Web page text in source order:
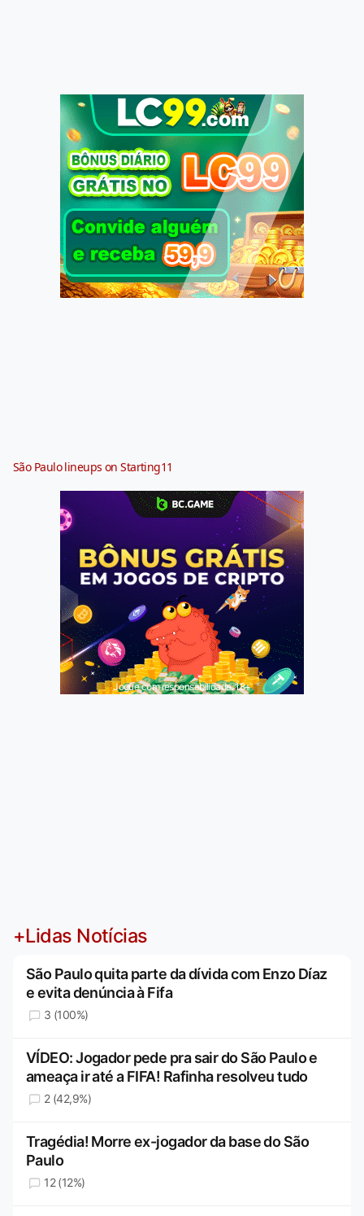
São Paulo lineups on Starting11
Jogue com responsabilidade. 18+
+Lidas Notícias
São Paulo quita parte da dívida com Enzo Díaz
e evita denúncia à Fifa
3 (100%)
VÍDEO: Jogador pede pra sair do São Paulo e
ameaça ir até a FIFA! Rafinha resolveu tudo
2 (42,9%)
Tragédia! Morre ex-jogador da base do São
Paulo
12 (12%)